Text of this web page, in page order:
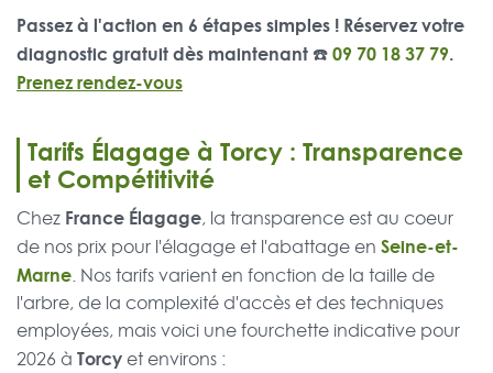
Passez à l'action en 6 étapes simples ! Réservez votre
diagnostic gratuit dès maintenant ☎️09 70 18 37 79.
Prenez rendez-vous
Tarifs Élagage à Torcy : Transparence
et Compétitivité
Chez France Élagage, la transparence est au coeur
de nos prix pour l'élagage et l'abattage en Seine-et-
Marne. Nos tarifs varient en fonction de la taille de
l'arbre, de la complexité d'accès et des techniques
employées, mais voici une fourchette indicative pour
2026 à Torcy et environs :